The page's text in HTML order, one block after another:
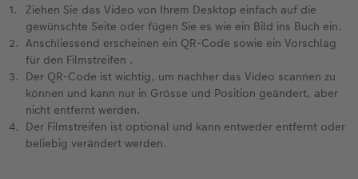
Ziehen Sie das Video von Ihrem Desktop einfach auf die
gewünschte Seite oder fügen Sie es wie ein Bild ins Buch ein.
Anschliessend erscheinen ein QR-Code sowie ein Vorschlag
für den Filmstreifen .
Der QR-Code ist wichtig, um nachher das Video scannen zu
können und kann nur in Grösse und Position geändert, aber
nicht entfernt werden.
Der Filmstreifen ist optional und kann entweder entfernt oder
beliebig verändert werden.